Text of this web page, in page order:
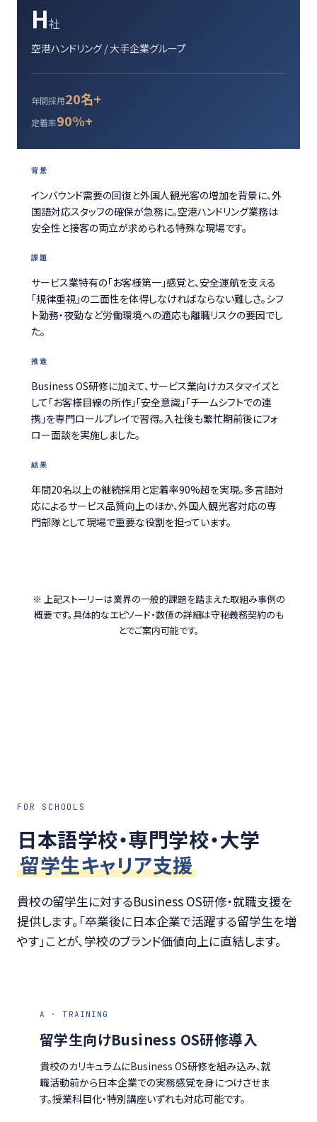
H社
空港ハンドリング / 大手企業グループ
年間採用20名+
定着率90%+
背景
インバウンド需要の回復と外国人観光客の増加を背景に、外
国語対応スタッフの確保が急務に。空港ハンドリング業務は
安全性と接客の両立が求められる特殊な現場です。
課題
サービス業特有の「お客様第一」感覚と、安全運航を支える
「規律重視」の二面性を体得しなければならない難しさ。シフ
ト勤務・夜勤など労働環境への適応も離職リスクの要因でし
た。
推進
Business OS研修に加えて、サービス業向けカスタマイズと
して「お客様目線の所作」「安全意識」「チームシフトでの連
携」を専門ロールプレイで習得。入社後も繁忙期前後にフォ
ロー面談を実施しました。
結果
年間20名以上の継続採用と定着率90%超を実現。多言語対
応によるサービス品質向上のほか、外国人観光客対応の専
門部隊として現場で重要な役割を担っています。
※ 上記ストーリーは業界の一般的課題を踏まえた取組み事例の
概要です。具体的なエピソード・数値の詳細は守秘義務契約のも
とでご案内可能です。
FOR SCHOOLS
日本語学校・専門学校・大学
留学生キャリア支援
貴校の留学生に対するBusiness OS研修・就職支援を
提供します。「卒業後に日本企業で活躍する留学生を増
やす」ことが、学校のブランド価値向上に直結します。
A · TRAINING
留学生向けBusiness OS研修導入
貴校のカリキュラムにBusiness OS研修を組み込み、就
職活動前から日本企業での実務感覚を身につけさせま
す。授業科目化・特別講座いずれも対応可能です。